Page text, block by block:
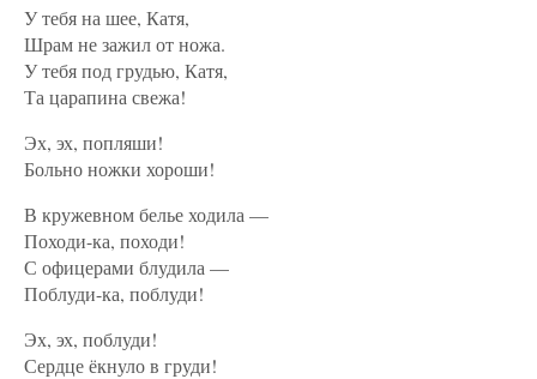
У тебя на шее, Катя,
Шрам не зажил от ножа.
У тебя под грудью, Катя,
Та царапина свежа!
Эх, эх, попляши!
Больно ножки хороши!
В кружевном белье ходила —
Походи-ка, походи!
С офицерами блудила —
Поблуди-ка, поблуди!
Эх, эх, поблуди!
Сердце ёкнуло в груди!